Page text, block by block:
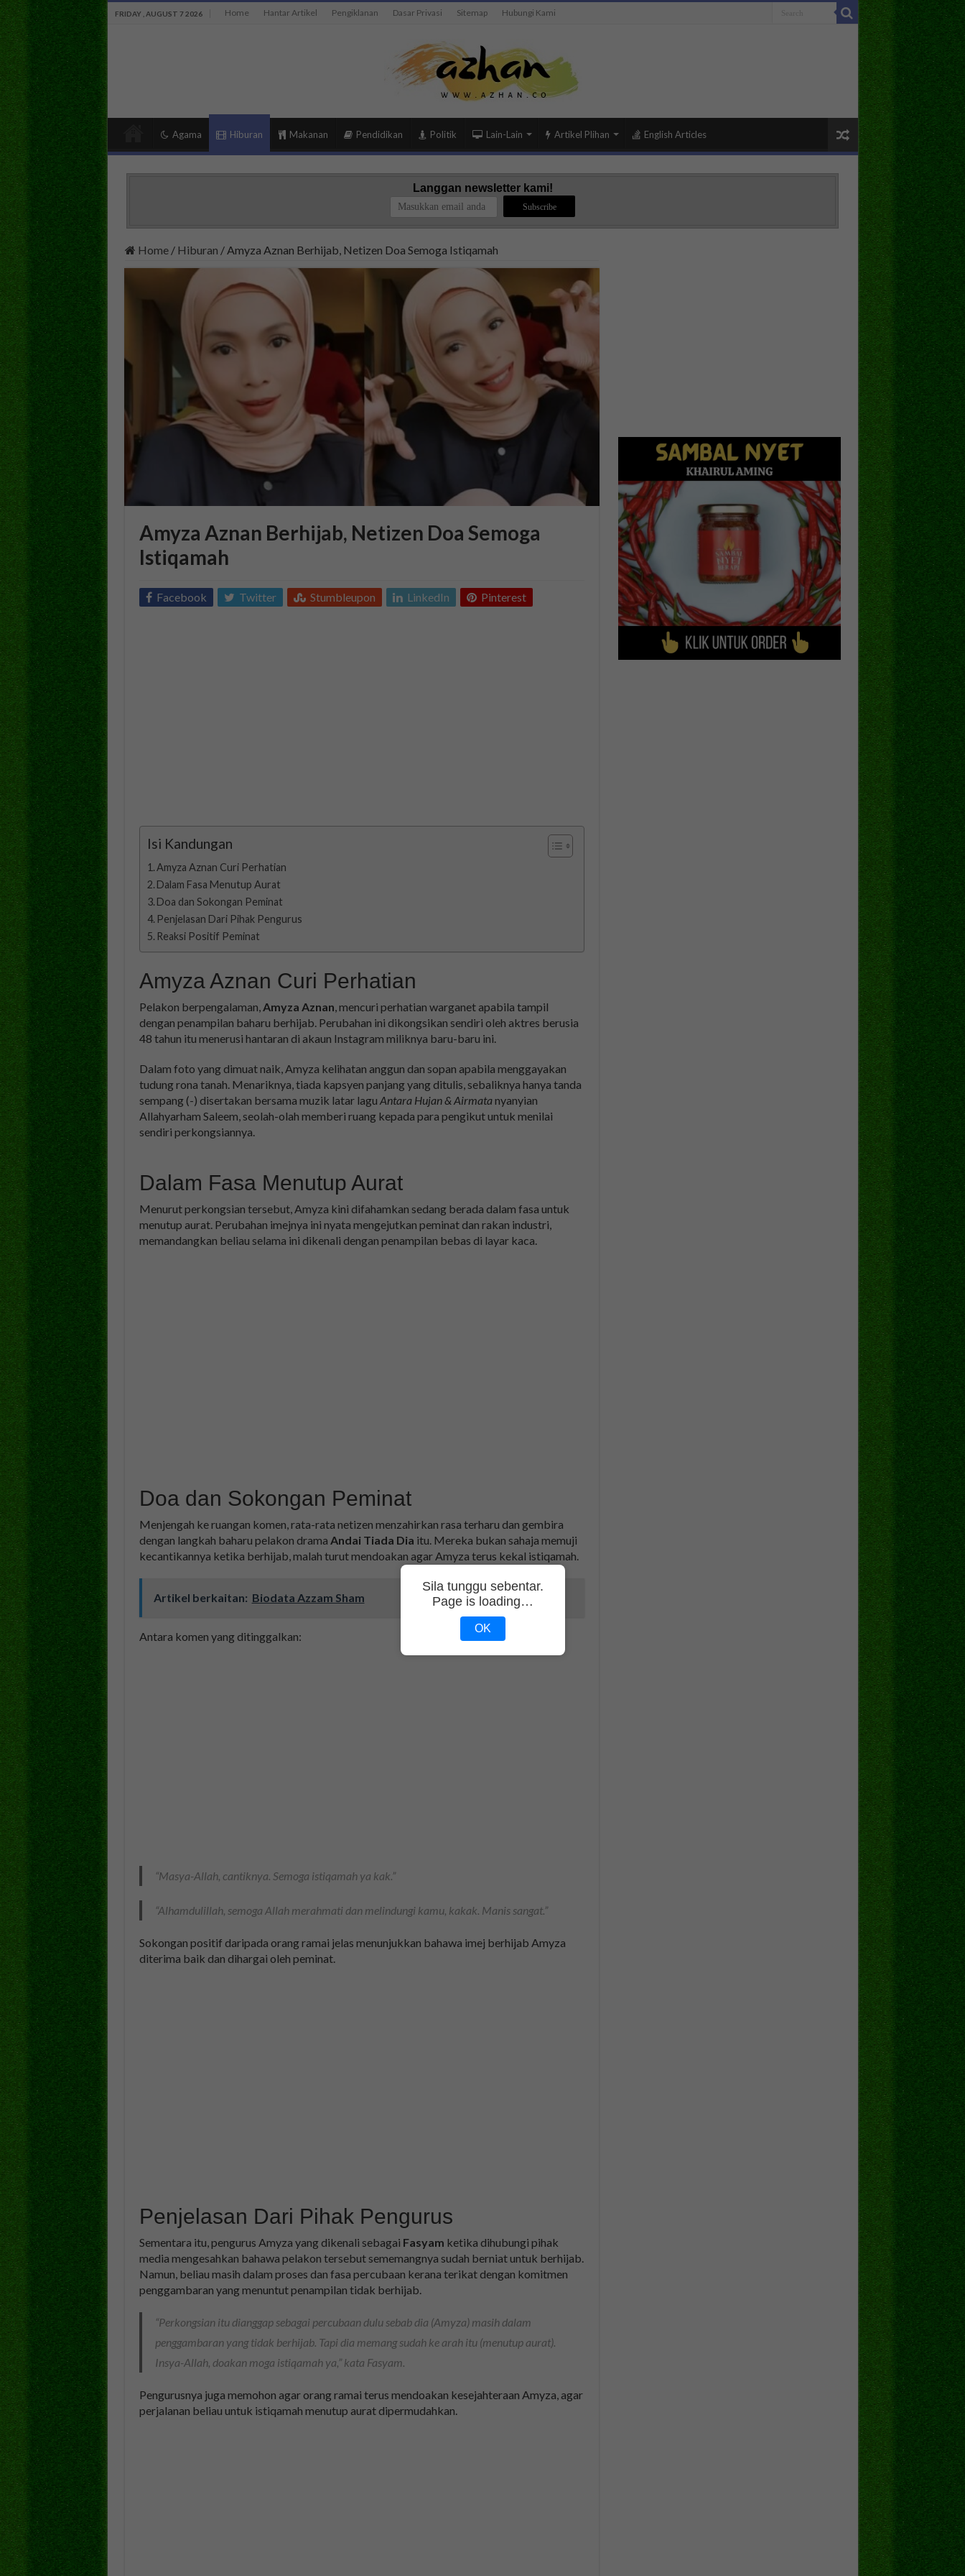
FRIDAY , AUGUST 7 2026 Home Hantar Artikel Pengiklanan Dasar Privasi Sitemap Hubungi Kami
Agama Hiburan Makanan Pendidikan Politik Lain-Lain Artikel Plihan English Articles
Langgan newsletter kami!
Home / Hiburan / Amyza Aznan Berhijab, Netizen Doa Semoga Istiqamah
Amyza Aznan Berhijab, Netizen Doa Semoga
Istiqamah
Facebook Twitter Stumbleupon LinkedIn Pinterest
Isi Kandungan
Amyza Aznan Curi Perhatian
Dalam Fasa Menutup Aurat
Doa dan Sokongan Peminat
Penjelasan Dari Pihak Pengurus
Reaksi Positif Peminat
Amyza Aznan Curi Perhatian
Pelakon berpengalaman, Amyza Aznan , mencuri perhatian warganet apabila tampil
dengan penampilan baharu berhijab. Perubahan ini dikongsikan sendiri oleh aktres berusia
48 tahun itu menerusi hantaran di akaun Instagram miliknya baru-baru ini.
Dalam foto yang dimuat naik, Amyza kelihatan anggun dan sopan apabila menggayakan
tudung rona tanah. Menariknya, tiada kapsyen panjang yang ditulis, sebaliknya hanya tanda
sempang (-) disertakan bersama muzik latar lagu Antara Hujan & Airmatanyanyian
Allahyarham Saleem, seolah-olah memberi ruang kepada para pengikut untuk menilai
sendiri perkongsiannya.
Dalam Fasa Menutup Aurat
Menurut perkongsian tersebut, Amyza kini difahamkan sedang berada dalam fasa untuk
menutup aurat. Perubahan imejnya ini nyata mengejutkan peminat dan rakan industri,
memandangkan beliau selama ini dikenali dengan penampilan bebas di layar kaca.
Doa dan Sokongan Peminat
Menjengah ke ruangan komen, rata-rata netizen menzahirkan rasa terharu dan gembira
dengan langkah baharu pelakon drama Andai Tiada Dia itu. Mereka bukan sahaja memuji
kecantikannya ketika berhijab, malah turut mendoakan agar Amyza terus kekal istiqamah.
Artikel berkaitan: Biodata Azzam Sham
Antara komen yang ditinggalkan:
“Masya-Allah, cantiknya. Semoga istiqamah ya kak.”
“Alhamdulillah, semoga Allah merahmati dan melindungi kamu, kakak. Manis sangat.”
Sokongan positif daripada orang ramai jelas menunjukkan bahawa imej berhijab Amyza
diterima baik dan dihargai oleh peminat.
Penjelasan Dari Pihak Pengurus
Sementara itu, pengurus Amyza yang dikenali sebagai Fasyam ketika dihubungi pihak
media mengesahkan bahawa pelakon tersebut sememangnya sudah berniat untuk berhijab.
Namun, beliau masih dalam proses dan fasa percubaan kerana terikat dengan komitmen
penggambaran yang menuntut penampilan tidak berhijab.
“Perkongsian itu dianggap sebagai percubaan dulu sebab dia (Amyza) masih dalam
penggambaran yang tidak berhijab. Tapi dia memang sudah ke arah itu (menutup aurat).
Insya-Allah, doakan moga istiqamah ya,”kata Fasyam.
Pengurusnya juga memohon agar orang ramai terus mendoakan kesejahteraan Amyza, agar
perjalanan beliau untuk istiqamah menutup aurat dipermudahkan.
Sila tunggu sebentar.
Page is loading…
OK